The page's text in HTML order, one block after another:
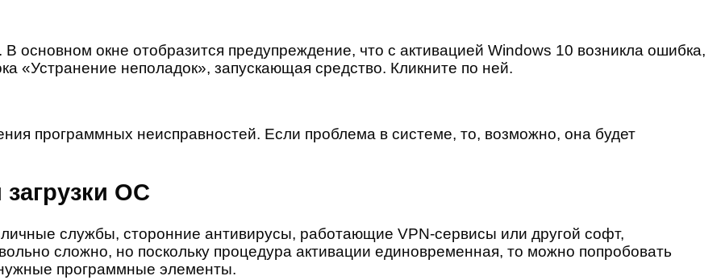
основном окне отобразится предупреждение, что с активацией Windows 10 возникла ошибка,
«Устранение неполадок», запускающая средство. Кликните по ней.
программных неисправностей. Если проблема в системе, то, возможно, она будет
ОС
службы, сторонние антивирусы, работающие VPN-сервисы или другой софт,
сложно, но поскольку процедура активации единовременная, то можно попробовать
программные элементы.